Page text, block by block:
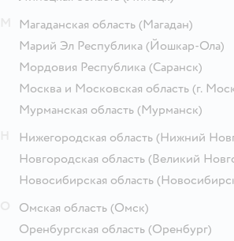
Магаданская область (Магадан)
Марий Эл Республика (Йошкар-Ола)
Мордовия Республика (Саранск)
Москва и Московская область (г.
Мурманская область (Мурманск)
Нижегородская область (Нижний
Новгородская область (Великий
Новосибирская область
Омская область (Омск)
Оренбургская область (Оренбург)